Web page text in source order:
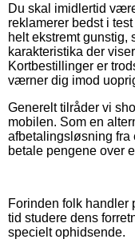
Du skal imidlertid
reklamerer bedst i
helt ekstremt
karakteristika der
Kortbestillinger er
værner dig imod
Generelt tilråder vi
mobilen. Som en
afbetalingsløsning fra
betale pengene over
Forinden folk handler
tid studere dens
specielt ophidsende.